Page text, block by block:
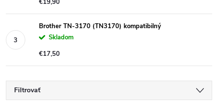
€19,90
Brother TN-3170 (TN3170) kompatibilný
Skladom
€17,50
Filtrovať